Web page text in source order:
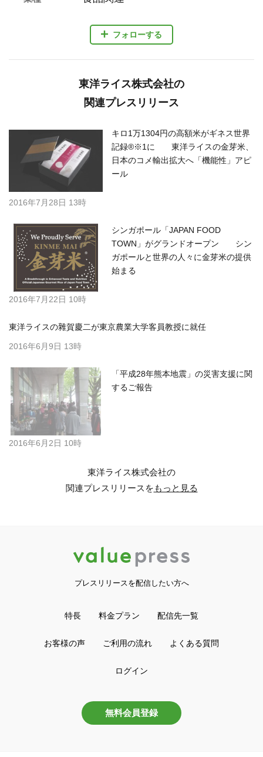
フォローする
東洋ライス株式会社の
関連プレスリリース
キロ1万1304円の高額米がギネス世界
記録®※1に 東洋ライスの金芽米、
日本のコメ輸出拡大へ「機能性」アピ
ール
2016年7月28日 13時
シンガポール「JAPAN FOOD
TOWN」がグランドオープン シン
ガポールと世界の人々に金芽米の提供
始まる
2016年7月22日 10時
東洋ライスの雜賀慶二が東京農業大学客員教授に就任
2016年6月9日 13時
「平成28年熊本地震」の災害支援に関
するご報告
2016年6月2日 10時
東洋ライス株式会社の
関連プレスリリースをもっと見る
プレスリリースを配信したい方へ
特長 料金プラン 配信先一覧
お客様の声 ご利用の流れ よくある質問
ログイン
無料会員登録